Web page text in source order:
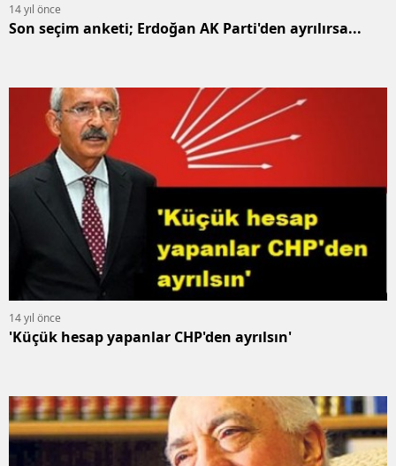
14 yıl önce
Son seçim anketi; Erdoğan AK Parti'den ayrılırsa...
14 yıl önce
'Küçük hesap yapanlar CHP'den ayrılsın'